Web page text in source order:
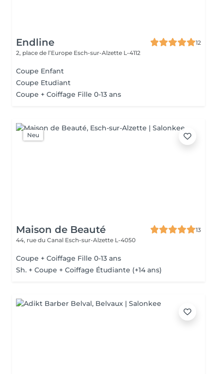
Endline
12
2, place de l’Europe Esch-sur-Alzette L-4112
Coupe Enfant
Coupe Etudiant
Coupe + Coiffage Fille 0-13 ans
Neu
Maison de Beauté
13
44, rue du Canal Esch-sur-Alzette L-4050
Coupe + Coiffage Fille 0-13 ans
Sh. + Coupe + Coiffage Étudiante (+14 ans)